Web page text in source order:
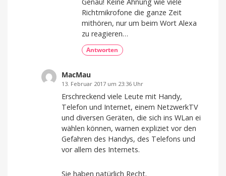
Genau! Keine Ahnung wie viele
Richtmikrofone die ganze Zeit
mithören, nur um beim Wort Alexa
zu reagieren…
Antworten
MacMau
13. Februar 2017 um 23:36 Uhr
Erschreckend viele Leute mit Handy,
Telefon und Internet, einem NetzwerkTV
und diversen Geräten, die sich ins WLan ei
wählen können, warnen expliziet vor den
Gefahren des Handys, des Telefons und
vor allem des Internets.
Sie haben natürlich Recht.